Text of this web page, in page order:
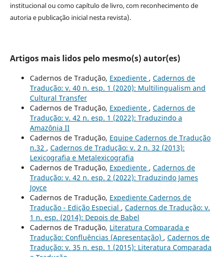
institucional ou como capítulo de livro, com reconhecimento de
autoria e publicação inicial nesta revista).
Artigos mais lidos pelo mesmo(s) autor(es)
Cadernos de Tradução, Expediente , Cadernos de
Tradução: v. 40 n. esp. 1 (2020): Multilingualism and
Cultural Transfer
Cadernos de Tradução, Expediente , Cadernos de
Tradução: v. 42 n. esp. 1 (2022): Traduzindo a
Amazônia II
Cadernos de Tradução, Equipe Cadernos de Tradução
n.32 , Cadernos de Tradução: v. 2 n. 32 (2013):
Lexicografia e Metalexicografia
Cadernos de Tradução, Expediente , Cadernos de
Tradução: v. 42 n. esp. 2 (2022): Traduzindo James
Joyce
Cadernos de Tradução, Expediente Cadernos de
Tradução - Edição Especial , Cadernos de Tradução: v.
1 n. esp. (2014): Depois de Babel
Cadernos de Tradução, Literatura Comparada e
Tradução: Confluências (Apresentação) , Cadernos de
Tradução: v. 35 n. esp. 1 (2015): Literatura Comparada